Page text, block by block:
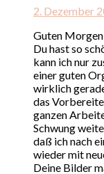
2. Dezember
Guten
Du hast so
kann ich nur
einer guten
wirklich
das
ganzen
Schwung
daß ich nach
wieder mit
Deine Bilder